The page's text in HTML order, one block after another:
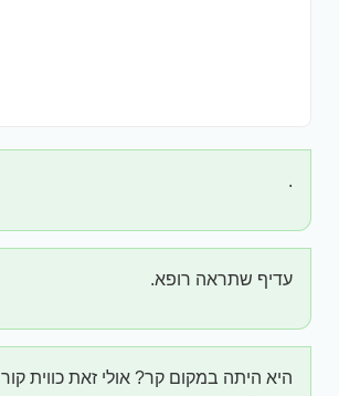
.
עדיף שתראה רופא.
היא היתה במקום קר? אולי זאת כווית קור